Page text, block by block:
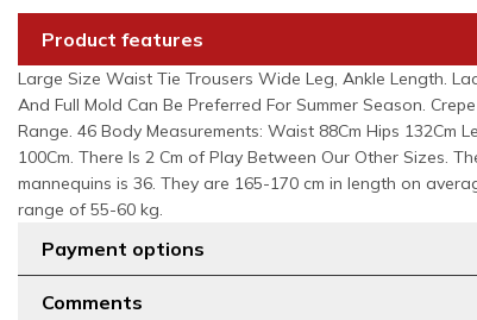
Product features
Large Size Waist Tie Trousers Wide Leg, Ankle Length.
And Full Mold Can Be Preferred For Summer Season.
Range. 46 Body Measurements: Waist 88Cm Hips 132Cm
100Cm. There Is 2 Cm of Play Between Our Other Sizes.
mannequins is 36. They are 165-170 cm in length on
range of 55-60 kg.
Payment options
Comments